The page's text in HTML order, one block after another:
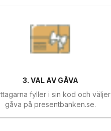
3. VAL AV GÅVA
fyller i sin kod och väljer
gåva på presentbanken.se.